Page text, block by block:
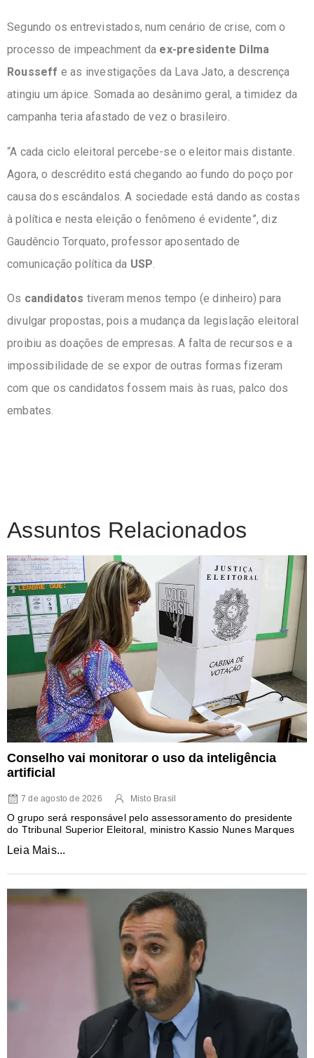
Segundo os entrevistados, num cenário de crise, com o
processo de impeachment da ex-presidente Dilma
Rousseff e as investigações da Lava Jato, a descrença
atingiu um ápice. Somada ao desânimo geral, a timidez da
campanha teria afastado de vez o brasileiro.
“A cada ciclo eleitoral percebe-se o eleitor mais distante.
Agora, o descrédito está chegando ao fundo do poço por
causa dos escândalos. A sociedade está dando as costas
à política e nesta eleição o fenômeno é evidente”, diz
Gaudêncio Torquato, professor aposentado de
comunicação política da USP
Os candidatos tiveram menos tempo (e dinheiro) para
divulgar propostas, pois a mudança da legislação eleitoral
proibiu as doações de empresas. A falta de recursos e a
impossibilidade de se expor de outras formas fizeram
com que os candidatos fossem mais às ruas, palco dos
embates.
Assuntos Relacionados
Conselho vai monitorar o uso da inteligência
artificial
7 de agosto de 2026 Misto Brasil
O grupo será responsável pelo assessoramento do presidente
do Ttribunal Superior Eleitoral, ministro Kassio Nunes Marques
Leia Mais...